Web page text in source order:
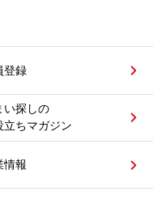
登録
い探しの
立ちマガジン
情報